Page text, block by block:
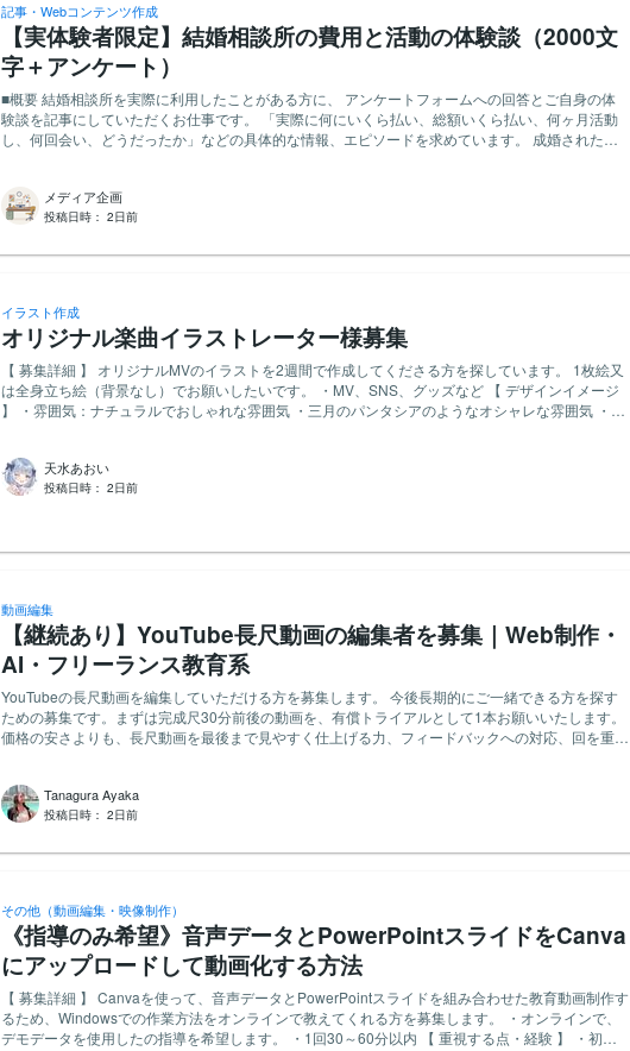
ン・作成経験をお持ちの方（ポートフォリオや制作実績などをいただけるとイメージしやすく、大
変助かります。） ・短納期での制作に対応できる方 【歓迎条件】 ・行政関連のイベント告知物制
作経験をお持ちの方 ・コピーライティングのスキルをお持ちの方 ・コミュニケーション能力が高
く、円滑な連携が取れる方 ・デザインの意図を論理的に説明できる方
記事・Webコンテンツ作成
【実体験者限定】結婚相談所の費用と活動の体験談（2000文
字＋アンケート）
■概要 結婚相談所を実際に利用したことがある方に、 アンケートフォームへの回答とご自身の体
験談を記事にしていただくお仕事です。 「実際に何にいくら払い、総額いくら払い、何ヶ月活動
し、何回会い、どうだったか」などの具体的な情報、エピソードを求めています。 成婚された方
のない方が創作した記事はご遠慮ください ・利用した時期が、現在から10年以内である方 ※10
年より前のご利用は今回は対象外とさせていただきます ・利用した結婚相談所が、現在も営業し
せていただきます ・以前に当方の同募集に応募したことがない方 ■結婚相談所を利用したと分か
どしてご用意ください。 ・入会申込書／契約書／会員規約の控えの画像 ・会員証・会員カード
（連盟の会員証など）の画像 ・入会金・月会費・成婚料などの領収書の画像 ・相談所名が分か
る、費用の支払いが確認できるものの画像 （領収書／銀行振込の完了画面・明細／クレジット
カード明細／通帳の引き落とし部分／決済アプリの履歴 など） ・相談所やカウンセラーとのやり
とり（メール・アプリ・お見合い調整画面など）のスクリーンショット ・成婚証明書／退会手続
きの書類の画像 ※上記のうち、いずれか1点で大丈夫です ※「その相談所を利用したこと」と
は、黒く塗りつぶしてください （スマホの写真編集やLINEのペン機能などで、指でなぞって
隠すだけでOKです） ※残しておいていただきたいのは「相談所名・金額・日付」だけです。そ
れ以外は隠していただいて問題ありません ※お見合い相手など第三者の顔・氏名が写るものは提
るもの（上記いずれか）をご提出できるかどうか ※必須条件に当てはまらない場合は、お断りさ
せていただきます。 ■報酬 1000円 ※課税事業者の方は、消費税を含めて合計1,000円となる金額で
ご提案ください。 ■お願いする内容 (1) アンケートへの回答（所要5〜10分） アンケートでは、
実際にかかった費用（入会金・月会費・成婚料・総額など）や、 活動月数・お見合いの回数・
だけ正確にお答えください。 （おおよその金額が思い出せない、数字が全く分からないという
場合は、ご応募をお控えください） (2) 体験談の執筆（2000文字以上・テキストまたはWord）
文字数は納品前にご確認ください。 結婚相談所を一方的に非難するような話や騙された
（個人情報は黒塗り） (1)(2)(3)がそろって納品完了となります。 ■応募・受注後の流れ 1. 本案件
に応募 2. 契約後、アンケートや体験談の書き方などを送らせていただきます 3. アンケート回答 ＋
体験談 ＋ 結婚相談所の利用が証明できるものの画像をご提出 4. 内容を確認し、問題なければ納品
像（黒塗り済み）をウェブサイトやSNS上で公開すること（個人が特定されない形で）に同意い
ただきます。 ・記載内容がご自身の実体験に基づく事実であることを保証していただきます。 ・
文章のコピペチェックをしています。他サイト・口コミサイト等からの文章のコピペ（転載）は禁
止です。必ずご自身の言葉でお書きください。
メディア企画
投稿日時： 2日前
イラスト作成
オリジナル楽曲イラストレーター様募集
【 募集詳細 】 オリジナルMVのイラストを2週間で作成してくださる方を探しています。 1枚絵又
は全身立ち絵（背景なし）でお願いしたいです。 ・MV、SNS、グッズなど 【 デザインイメージ
】 ・雰囲気：ナチュラルでおしゃれな雰囲気 ・三月のパンタシアのようなオシャレな雰囲気 ・青
天水あおい
投稿日時： 2日前
動画編集
【継続あり】YouTube長尺動画の編集者を募集｜Web制作・
AI・フリーランス教育系
YouTubeの長尺動画を編集していただける方を募集します。 今後長期的にご一緒できる方を探す
ための募集です。まずは完成尺30分前後の動画を、有償トライアルとして1本お願いいたします。
価格の安さよりも、長尺動画を最後まで見やすく仕上げる力、フィードバックへの対応、回を重ね
など、情報量の多い長尺コンテンツが中心です。視聴者が内容を理解しやすく、最後までストレス
なく見られる編集を希望しています。 【今回の依頼】 完成尺30分前後のYouTube動画編集を、有
で事前にすり合わせます。主に以下を想定しています。 ・不要部分や言い直しなどのカット ・テ
に基づく修正 素材、参考動画、編集上のルールなどは依頼時に共有します。 【継続後の依頼イメ
ージ】 トライアルの仕上がりやコミュニケーションを確認し、双方の相性が合えば継続的にお願
いしたいと考えています。 ・本数：月1本以上を予定 ・完成尺：1本あたり30〜60分程度 ・完成
尺30分：35,000円前後 ・完成尺60分：70,000〜80,000円前後 上記は目安です。編集内容、素材
尺、図解・画像挿入の量、修正範囲などに応じて事前に相談のうえ決定します。 【重視する点】
・YouTube長尺動画の編集経験がある方 ・情報量の多い内容を、分かりやすく整理して見せられ
る方 ・長尺でも単調にならないテンポをつくれる方 ・フィードバックを正確に理解し、次回以降
Tanagura Ayaka
投稿日時： 2日前
その他（動画編集・映像制作）
《指導のみ希望》音声データとPowerPointスライドをCanva
にアップロードして動画化する方法
【 募集詳細 】 Canvaを使って、音声データとPowerPointスライドを組み合わせた教育動画制作す
るため、Windowsでの作業方法をオンラインで教えてくれる方を募集します。 ・オンラインで、
デモデータを使用したの指導を希望します。 ・1回30～60分以内 【 重視する点・経験 】 ・初心